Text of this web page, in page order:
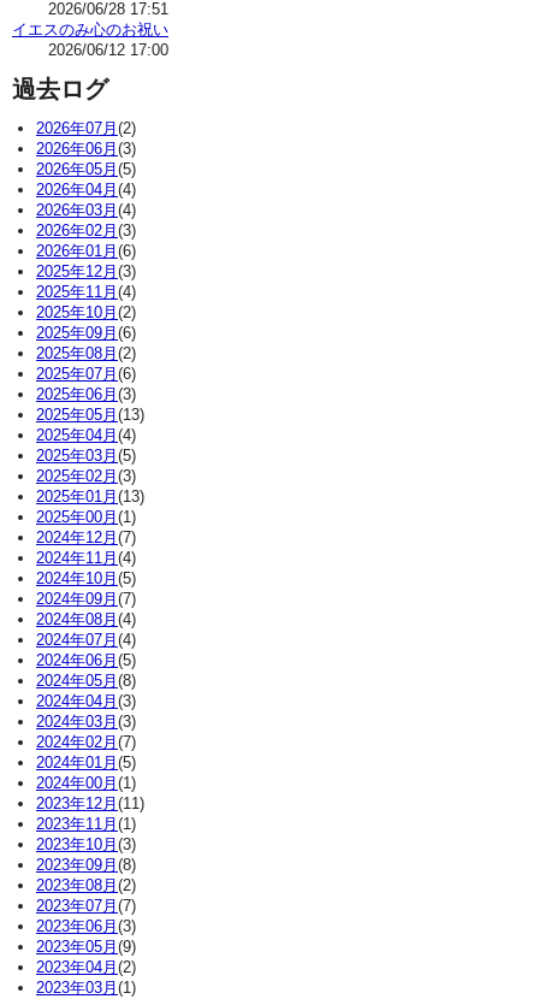
2026/06/28 17:51
イエスのみ心のお祝い
2026/06/12 17:00
過去ログ
2026年07月(2)
2026年06月(3)
2026年05月(5)
2026年04月(4)
2026年03月(4)
2026年02月(3)
2026年01月(6)
2025年12月(3)
2025年11月(4)
2025年10月(2)
2025年09月(6)
2025年08月(2)
2025年07月(6)
2025年06月(3)
2025年05月(13)
2025年04月(4)
2025年03月(5)
2025年02月(3)
2025年01月(13)
2025年00月(1)
2024年12月(7)
2024年11月(4)
2024年10月(5)
2024年09月(7)
2024年08月(4)
2024年07月(4)
2024年06月(5)
2024年05月(8)
2024年04月(3)
2024年03月(3)
2024年02月(7)
2024年01月(5)
2024年00月(1)
2023年12月(11)
2023年11月(1)
2023年10月(3)
2023年09月(8)
2023年08月(2)
2023年07月(7)
2023年06月(3)
2023年05月(9)
2023年04月(2)
2023年03月(1)